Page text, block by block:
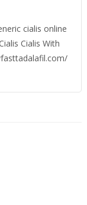
cialis online
Cialis With